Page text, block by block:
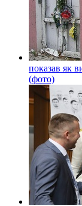
показав як
(фото)